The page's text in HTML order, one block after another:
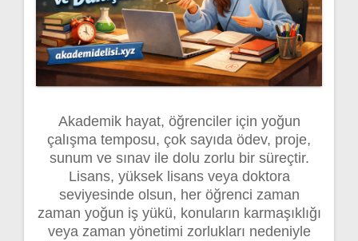
Akademik hayat, öğrenciler için yoğun
çalışma temposu, çok sayıda ödev, proje,
sunum ve sınav ile dolu zorlu bir süreçtir.
Lisans, yüksek lisans veya doktora
seviyesinde olsun, her öğrenci zaman
zaman yoğun iş yükü, konuların karmaşıklığı
veya zaman yönetimi zorlukları nedeniyle